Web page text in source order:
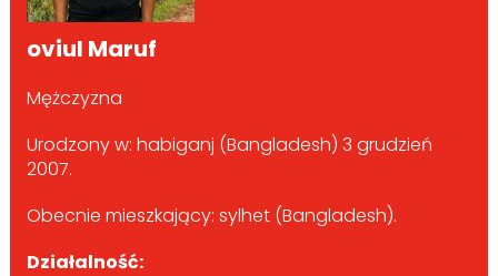
oviul Maruf
Mężczyzna
Urodzony w: habiganj (Bangladesh) 3 grudzień
2007.
Obecnie mieszkający: sylhet (Bangladesh).
Działalność: